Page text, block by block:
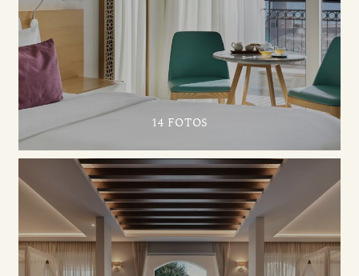
14 FOTOS